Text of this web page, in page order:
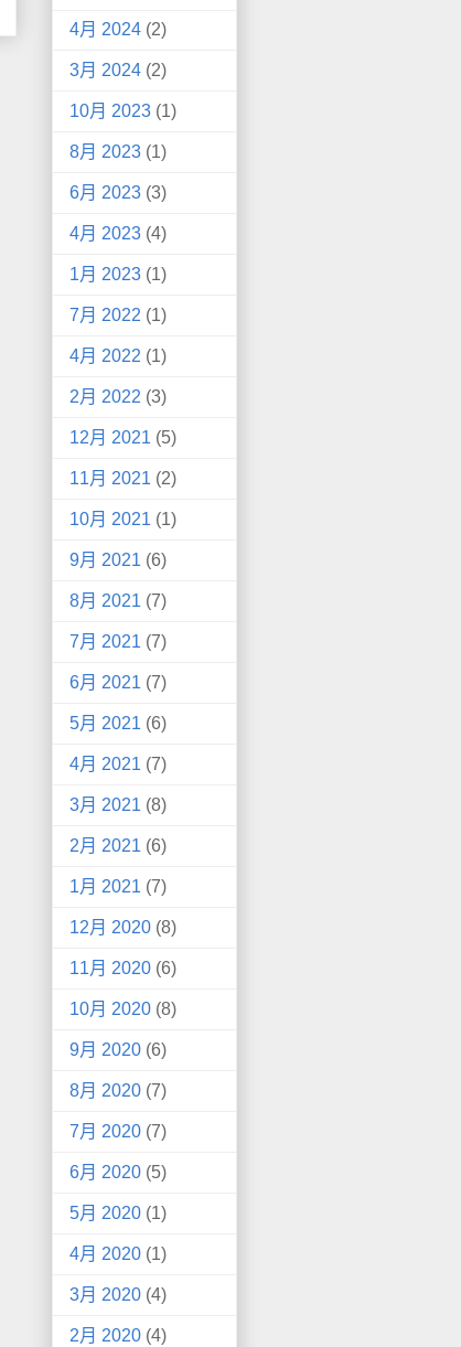
4月 2024 (2)
3月 2024 (2)
10月 2023 (1)
8月 2023 (1)
6月 2023 (3)
4月 2023 (4)
1月 2023 (1)
7月 2022 (1)
4月 2022 (1)
2月 2022 (3)
12月 2021 (5)
11月 2021 (2)
10月 2021 (1)
9月 2021 (6)
8月 2021 (7)
7月 2021 (7)
6月 2021 (7)
5月 2021 (6)
4月 2021 (7)
3月 2021 (8)
2月 2021 (6)
1月 2021 (7)
12月 2020 (8)
11月 2020 (6)
10月 2020 (8)
9月 2020 (6)
8月 2020 (7)
7月 2020 (7)
6月 2020 (5)
5月 2020 (1)
4月 2020 (1)
3月 2020 (4)
2月 2020 (4)